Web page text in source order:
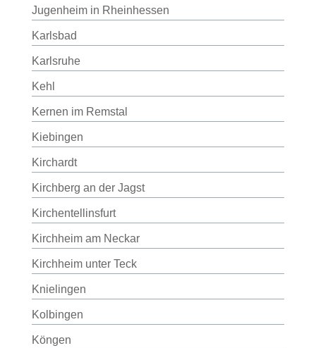
Jugenheim in Rheinhessen
Karlsbad
Karlsruhe
Kehl
Kernen im Remstal
Kiebingen
Kirchardt
Kirchberg an der Jagst
Kirchentellinsfurt
Kirchheim am Neckar
Kirchheim unter Teck
Knielingen
Kolbingen
Köngen